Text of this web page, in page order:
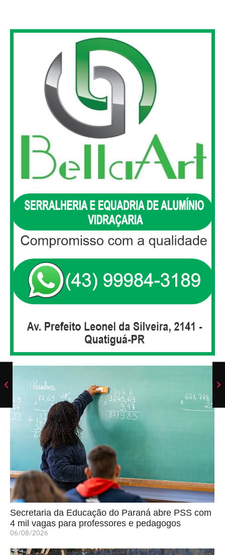
Secretaria da Educação do Paraná abre PSS com
4 mil vagas para professores e pedagogos
06/08/2026